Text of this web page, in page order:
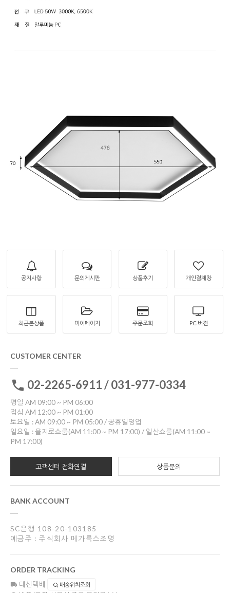
공지사항 문의게시판 상품후기 개인결제창
최근본상품 마이페이지 주문조회 PC 버젼
CUSTOMER CENTER
02-2265-6911 / 031-977-0334
평일 AM 09:00 ~ PM 06:00
점심 AM 12:00 ~ PM 01:00
토요일 : AM 09:00 ~ PM 05:00 / 공휴일영업
일요일 : 을지로쇼룸(AM 11:00 ~ PM 17:00) / 일산쇼룸(AM 11:00 ~
PM 17:00)
고객센터 전화연결 상품문의
BANK ACCOUNT
SC은행 108-20-103185
예금주 : 주식회사 메가룩스조명
ORDER TRACKING
대신택배 배송위치조회